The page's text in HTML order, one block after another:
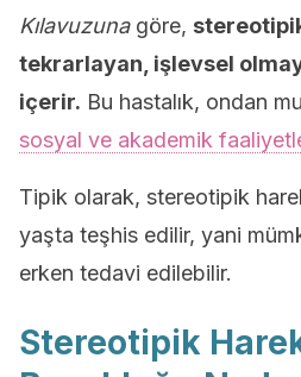
Kılavuzunagöre,
tekrarlayan, işlevsel
içerir. Bu hastalık, ondan
sosyal ve akademik
Tipik olarak, stereotipik
yaşta teşhis edilir, yani
erken tedavi edilebilir.
Stereotipik